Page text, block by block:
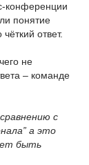
конференции
понятие
ответ.
не
– команде
с
а это
быть